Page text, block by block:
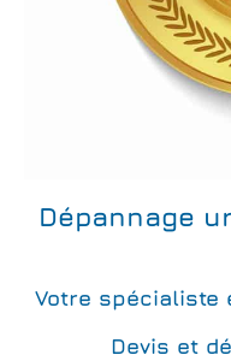
Dépannage
Votre spécialiste
Devis et